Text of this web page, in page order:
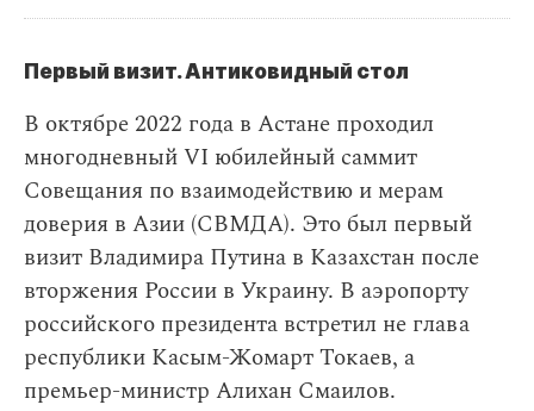
Первый визит. Антиковидный стол
В октябре 2022 года в Астане проходил
многодневный VI юбилейный саммит
Совещания по взаимодействию и мерам
доверия в Азии (СВМДА). Это был первый
визит Владимира Путина в Казахстан после
вторжения России в Украину. В аэропорту
российского президента встретил не глава
республики Касым-Жомарт Токаев, а
премьер-министр Алихан Смаилов.